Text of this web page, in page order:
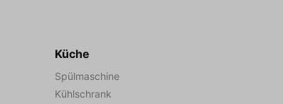
Küche
Spülmaschine
Kühlschrank